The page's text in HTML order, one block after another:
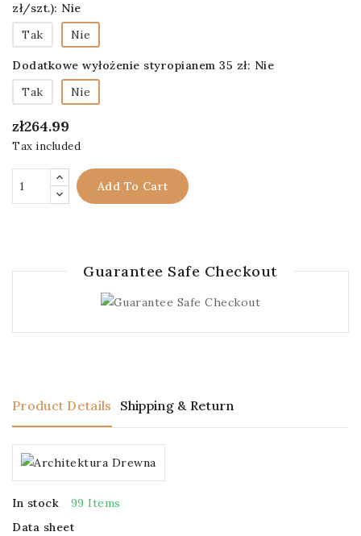
zł/szt.): Nie
Tak
Nie
Dodatkowe wyłożenie styropianem 35 zł: Nie
Tak
Nie
zł264.99
Tax included
Add To Cart
Guarantee Safe Checkout
Product Details Shipping & Return
In stock
99 Items
Data sheet